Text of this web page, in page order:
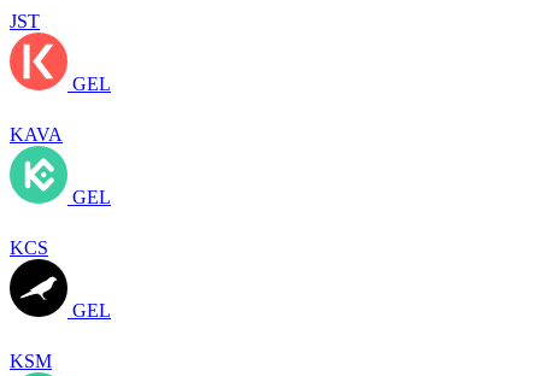
JST
GEL
KAVA
GEL
KCS
GEL
KSM